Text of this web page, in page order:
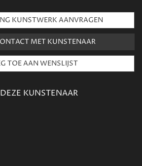
KUNSTWERK AANVRAGEN
MET KUNSTENAAR
KUNSTENAAR